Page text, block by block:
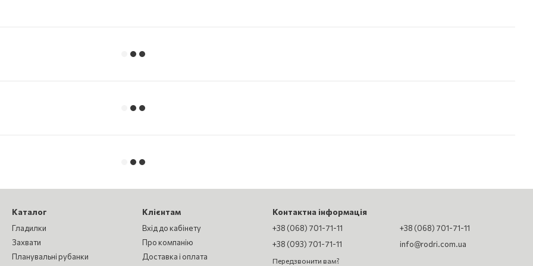
Каталог
Гладилки
Захвати
Планувальні рубанки
Клієнтам
Вхід до кабінету
Про компанію
Доставка і оплата
Контактна інформація
+38 (068) 701-71-11
+38 (093) 701-71-11
Передзвонити вам?
+38 (068) 701-71-11
info@rodri.com.ua